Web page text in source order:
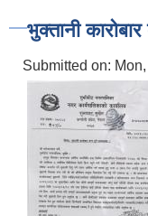
भुक्तानी
Submitted on: